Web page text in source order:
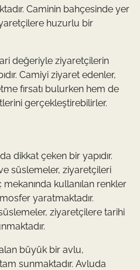
Caminin bahçesinde yer
huzurlu bir
değeriyle ziyaretçilerin
Camiyi ziyaret edenler,
fırsatı bulurken hem de
gerçekleştirebilirler.
dikkat çeken bir yapıdır.
süslemeler, ziyaretçileri
kullanılan renkler
yaratmaktadır.
ziyaretçilere tarihi
büyük bir avlu,
sunmaktadır. Avluda